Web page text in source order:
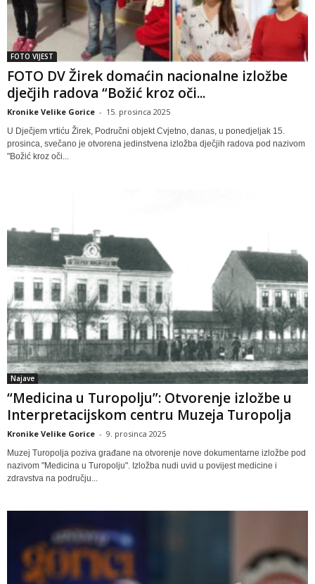
FOTO VIJEST
FOTO DV Žirek domaćin nacionalne izložbe
dječjih radova “Božić kroz oči...
Kronike Velike Gorice - 15. prosinca 2025
U Dječjem vrtiću Žirek, Područni objekt Cvjetno, danas, u ponedjeljak 15.
prosinca, svečano je otvorena jedinstvena izložba dječjih radova pod nazivom
"Božić kroz oči...
Najave
“Medicina u Turopolju”: Otvorenje izložbe u
Interpretacijskom centru Muzeja Turopolja
Kronike Velike Gorice - 9. prosinca 2025
Muzej Turopolja poziva građane na otvorenje nove dokumentarne izložbe pod
nazivom "Medicina u Turopolju". Izložba nudi uvid u povijest medicine i
zdravstva na području...